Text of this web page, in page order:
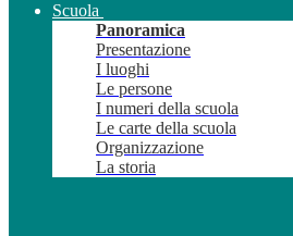
Scuola
Panoramica
Presentazione
I luoghi
Le persone
I numeri della scuola
Le carte della scuola
Organizzazione
La storia